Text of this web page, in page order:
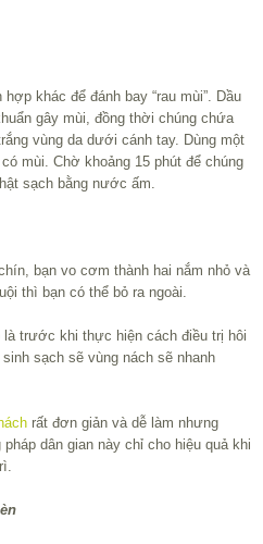
khác để đánh bay “rau mùi”. Dầu
gây mùi, đồng thời chúng chứa
vùng da dưới cánh tay. Dùng một
mùi. Chờ khoảng 15 phút để chúng
sạch bằng nước ấm.
bạn vo cơm thành hai nắm nhỏ và
thì bạn có thể bỏ ra ngoài.
trước khi thực hiện cách điều trị hôi
sạch sẽ vùng nách sẽ nhanh
rất đơn giản và dễ làm nhưng
dân gian này chỉ cho hiệu quả khi